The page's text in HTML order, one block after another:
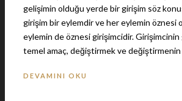
gelişimin olduğu yerde bir girişim söz
girişim bir eylemdir ve her eylemin öznesi
eylemin de öznesi girişimcidir.
temel amaç, değiştirmek ve
DEVAMINI OKU